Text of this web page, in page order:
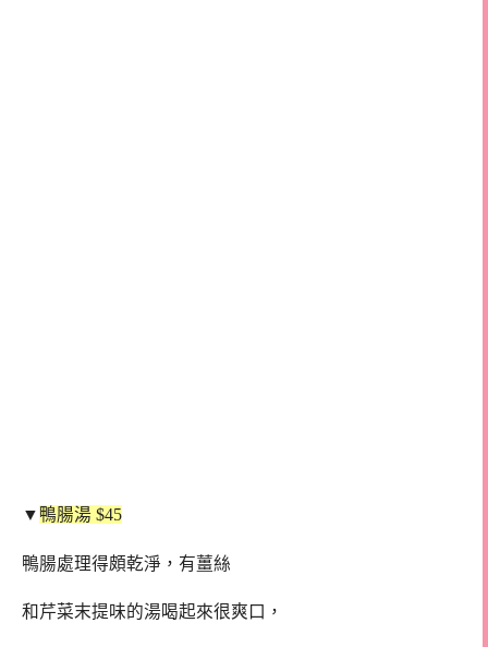
▼ 鴨腸湯 $45
鴨腸處理得頗乾淨，有薑絲
和芹菜末提味的湯喝起來很爽口，